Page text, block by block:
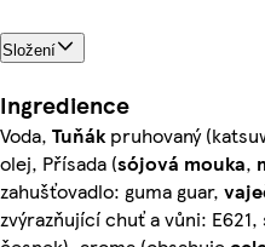
Složení
Ingredience
Voda, Tuňákpruhovaný
olej, Přísada (sójová mouka,
zahušťovadlo: guma guar,
zvýrazňující chuť a vůni: